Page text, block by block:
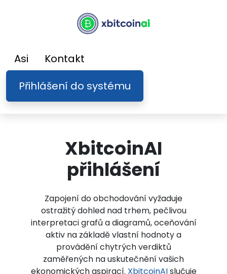
Asi
Kontakt
Přihlášení do systému
XbitcoinAI
přihlášení
Zapojení do obchodování vyžaduje
ostražitý dohled nad trhem, pečlivou
interpretaci grafů a diagramů, oceňování
aktiv na základě vlastní hodnoty a
provádění chytrých verdiktů
zaměřených na uskutečnění vašich
ekonomických aspirací. XbitcoinAIslučuje